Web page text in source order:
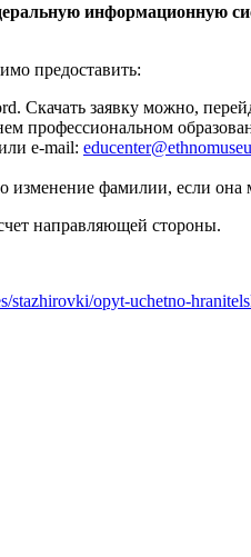
информационную
предоставить:
Скачать заявку можно,
профессиональном
e-mail:
фамилии, если она
направляющей стороны.
stazhirovki/opyt-uchetno-